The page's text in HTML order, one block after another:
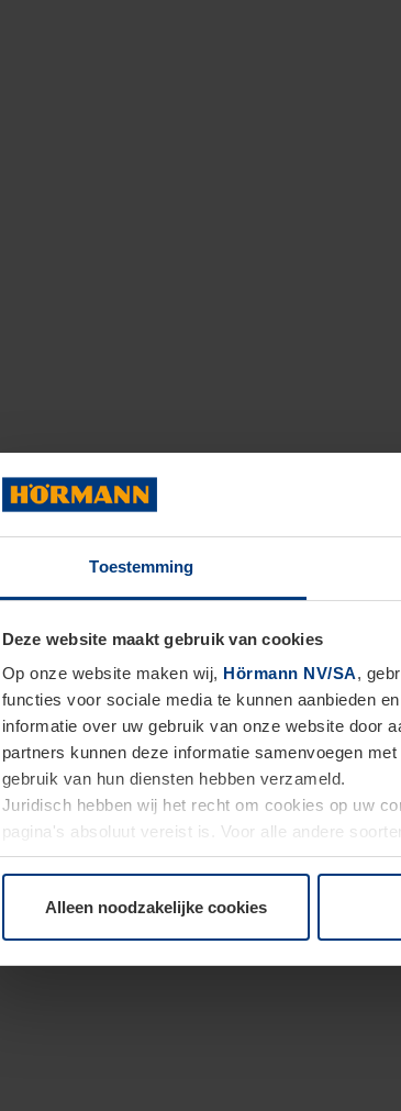
Toestemming
Deze website maakt gebruik van cookies
Op onze website maken wij, Hörmann NV/SA,
functies voor sociale media te kunnen aanbieden
informatie over uw gebruik van onze website door
partners kunnen deze informatie samenvoegen
gebruik van hun diensten hebben verzameld.
Juridisch hebben wij het recht om cookies op uw
pagina's absoluut vereist is. Voor alle andere
moment bij de uitleg van de cookies op pagina
Alleen noodzakelijke cookies